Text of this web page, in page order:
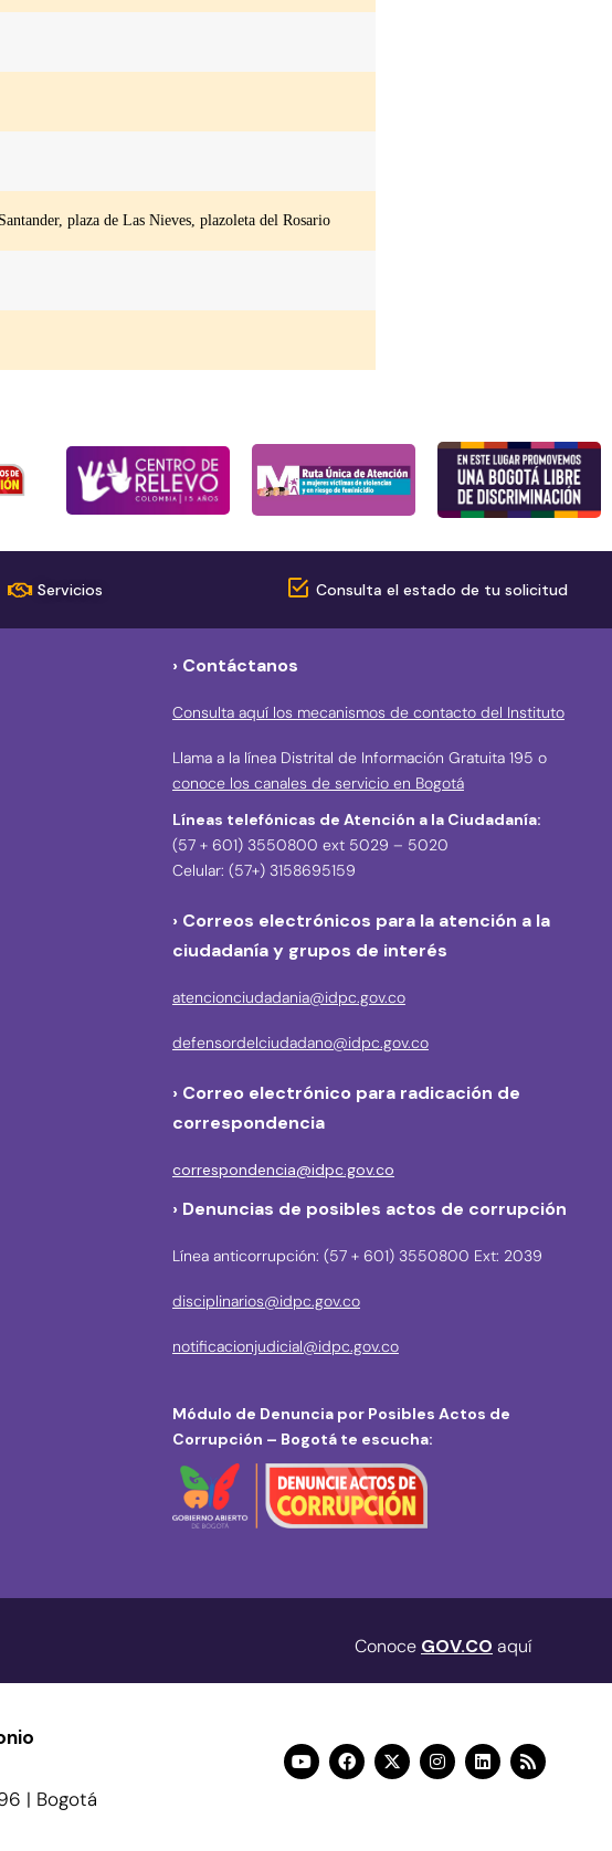
plaza de Las Nieves, plazoleta del Rosario
Servicios Consulta el estado de tu solicitud
› Contáctanos
Consulta aquí los mecanismos de contacto del Instituto
Llama a la línea Distrital de Información Gratuita 195 o
conoce los canales de servicio en Bogotá
Líneas telefónicas de Atención a la Ciudadanía:
(57 + 601) 3550800 ext 5029 – 5020
Celular: (57+) 3158695159
› Correos electrónicos para la atención a la
ciudadanía y grupos de interés
atencionciudadania@idpc.gov.co
defensordelciudadano@idpc.gov.co
› Correo electrónico para radicación de
correspondencia
correspondencia@idpc.gov.co
› Denuncias de posibles actos de corrupción
Línea anticorrupción: (57 + 601) 3550800 Ext: 2039
disciplinarios@idpc.gov.co
notificacionjudicial@idpc.gov.co
Módulo de Denuncia por Posibles Actos de
Corrupción – Bogotá te escucha:
Conoce GOV.CO aquí
| Bogotá